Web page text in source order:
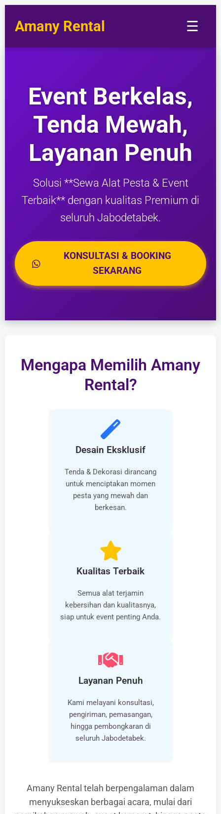
Amany Rental ☰
Event Berkelas,
Tenda Mewah,
Layanan Penuh
Solusi **Sewa Alat Pesta & Event
Terbaik** dengan kualitas Premium di
seluruh Jabodetabek.
KONSULTASI & BOOKING
SEKARANG
Mengapa Memilih Amany
Rental?
Desain Eksklusif
Tenda & Dekorasi dirancang
untuk menciptakan momen
pesta yang mewah dan
berkesan.
Kualitas Terbaik
Semua alat terjamin
kebersihan dan kualitasnya,
siap untuk event penting Anda.
Layanan Penuh
Kami melayani konsultasi,
pengiriman, pemasangan,
hingga pembongkaran di
seluruh Jabodetabek.
Amany Rental telah berpengalaman dalam
menyukseskan berbagai acara, mulai dari